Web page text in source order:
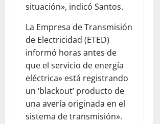
situación», indicó Santos.
La Empresa de Transmisión
de Electricidad (ETED)
informó horas antes de
que el servicio de energía
eléctrica» está registrando
un ‘blackout’ producto de
una avería originada en el
sistema de transmisión».